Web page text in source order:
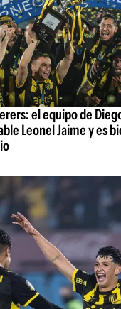
el equipo de
Leonel Jaime y es